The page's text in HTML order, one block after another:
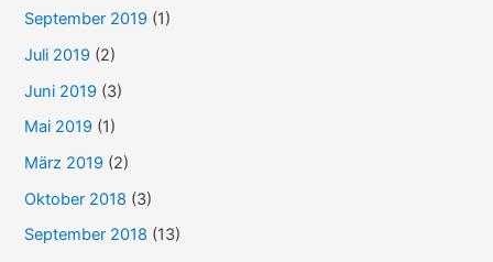
September 2019 (1)
Juli 2019 (2)
Juni 2019 (3)
Mai 2019 (1)
März 2019 (2)
Oktober 2018 (3)
September 2018 (13)